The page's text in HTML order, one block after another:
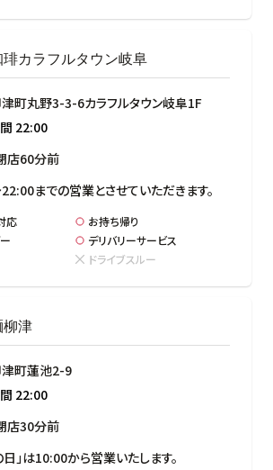
琲カラフルタウン岐阜
町丸野3-3-6カラフルタウン岐阜1F
22:00
店60分前
までの営業とさせていただきます。
応
お持ち帰り
デリバリーサービス
ドライブスルー
柳津
町蓮池2-9
22:00
店30分前
」は10:00から営業いたします。